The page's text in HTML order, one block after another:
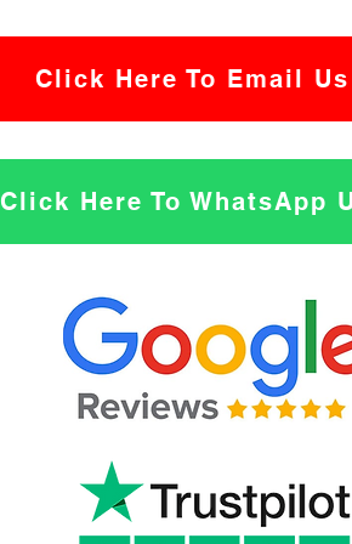
Click Here To Email Us
Click Here To WhatsApp